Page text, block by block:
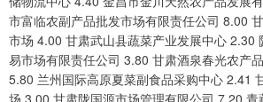
市富临农副产品批发市场有限责任公司 8.00
市场 4.00 甘肃武山县蔬菜产业发展中心 2.30
易市场有限责任公司 3.80 甘肃酒泉春光农产
5.80 兰州国际高原夏菜副食品采购中心 2.41